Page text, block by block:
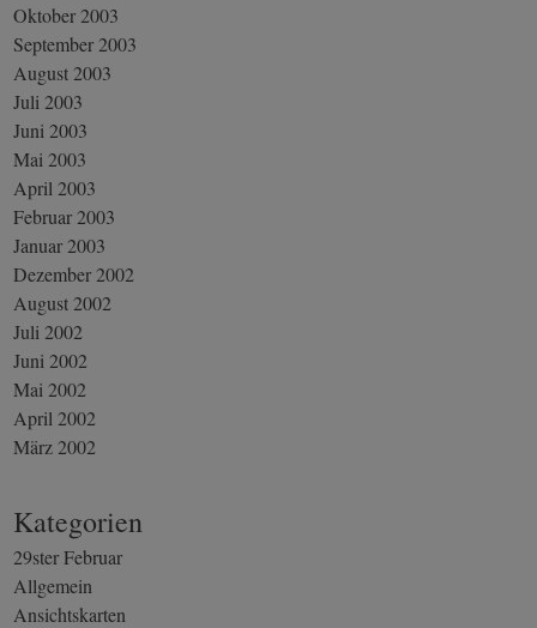
Oktober 2003
September 2003
August 2003
Juli 2003
Juni 2003
Mai 2003
April 2003
Februar 2003
Januar 2003
Dezember 2002
August 2002
Juli 2002
Juni 2002
Mai 2002
April 2002
März 2002
Kategorien
29ster Februar
Allgemein
Ansichtskarten